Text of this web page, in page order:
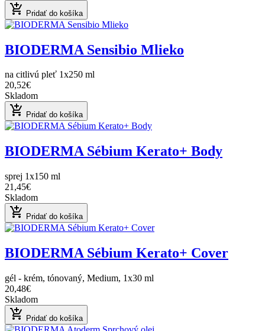
add_shopping_cart Pridať do košíka
BIODERMA Sensibio Mlieko
na citlivú pleť 1x250 ml
20,52€
Skladom
add_shopping_cart Pridať do košíka
BIODERMA Sébium Kerato+ Body
sprej 1x150 ml
21,45€
Skladom
add_shopping_cart Pridať do košíka
BIODERMA Sébium Kerato+ Cover
gél - krém, tónovaný, Medium, 1x30 ml
20,48€
Skladom
add_shopping_cart Pridať do košíka